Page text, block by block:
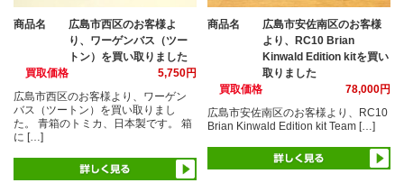
商品名
広島市西区のお客様よ
り、ワーゲンバス（ツー
トン）を買い取りました
買取価格
5,750円
広島市西区のお客様より、ワーゲン
バス（ツートン）を買い取りまし
た。 青箱のトミカ、日本製です。 箱
に […]
商品名
広島市安佐南区のお客様
より、RC10 Brian
Kinwald Edition kitを買い
取りました
買取価格
78,000円
広島市安佐南区のお客様より、RC10
Brian Kinwald Edition kit Team […]